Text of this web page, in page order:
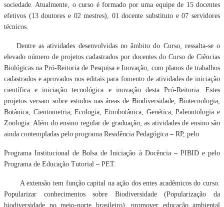
sociedade. Atualmente, o curso é formado por uma equipe de 15 docentes
efetivos (13 doutores e 02 mestres), 01 docente substituto e 07 servidores
técnicos.
Dentre as atividades desenvolvidas no âmbito do Curso, ressalta-se o
elevado número de projetos cadastrados por docentes do Curso de Ciências
Biológicas na Pró-Reitoria de Pesquisa e Inovação, com planos de trabalhos
cadastrados e aprovados nos editais para fomento de atividades de iniciação
científica e iniciação tecnológica e inovação desta Pró-Reitoria. Estes
projetos versam sobre estudos nas áreas de Biodiversidade, Biotecnologia,
Botânica, Cientometria, Ecologia, Etnobotânica, Genética, Paleontologia e
Zoologia. Além do ensino regular de graduação, as atividades de ensino são
ainda contempladas pelo programa Residência Pedagógica – RP, pelo
Programa Institucional de Bolsa de Iniciação à Docência – PIBID e pelo
Programa de Educação Tutorial – PET.
A extensão tem função capital na ação dos entes acadêmicos do curso.
Popularizar conhecimentos sobre Biodiversidade (Popularização da
biodiversidade no meio-norte brasileiro), promover educação ambiental